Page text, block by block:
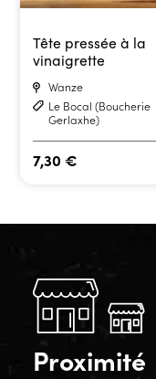
Tête pressée à la
vinaigrette
Wanze
Le Bocal (Boucherie
Gerlaxhe)
7,30€
Proximité